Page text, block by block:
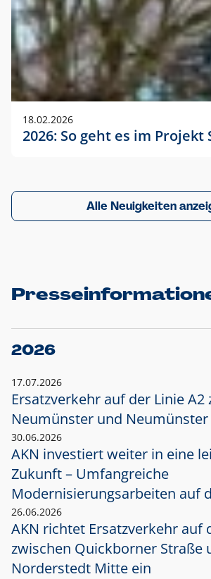
18.02.2026
2026: So geht es im Projekt
Alle Neuigkeiten
2026
17.07.2026
Ersatzverkehr auf der Linie A2
Neumünster und Neumünster
30.06.2026
AKN investiert weiter in eine
Zukunft – Umfangreiche
Modernisierungsarbeiten auf
26.06.2026
AKN richtet Ersatzverkehr auf
zwischen Quickborner Straße
Norderstedt Mitte ein